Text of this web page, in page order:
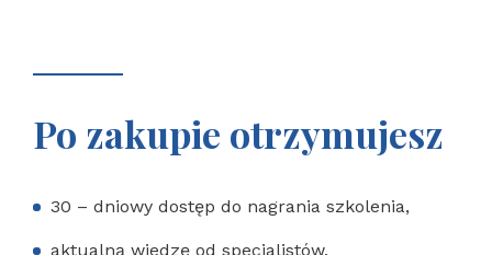
Po zakupie otrzymujesz
30 – dniowy dostęp do nagrania szkolenia,
aktualną wiedzę od specjalistów.